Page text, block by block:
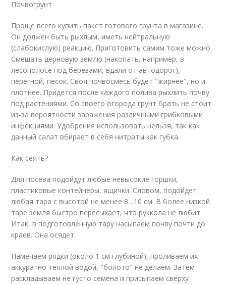
Почвогрунт
Проще всего купить пакет готового грунта в магазине.
Он должен быть рыхлым, иметь нейтральную
(слабокислую) реакцию. Приготовить самим тоже можно.
Смешать дерновую землю (накопать, например, в
лесополосе под березами, вдали от автодорог),
перегной, песок. Своя почвосмесь будет "жирнее", но и
плотнее. Придется после каждого полива рыхлить почву
под растениями. Со своего огорода грунт брать не стоит
из-за вероятности заражения различными грибковыми
инфекциями. Удобрения использовать нельзя, так как
данный салат вбирает в себя нитраты как губка.
Как сеять?
Для посева подойдут любые невысокие горшки,
пластиковые контейнеры, ящички. Словом, подойдет
любая тара с высотой не менее 8…10 см. В более низкой
таре земля быстро пересыхает, что руккола не любит.
Итак, в подготовленную тару насыпаем почву почти до
краев. Она осядет.
Намечаем рядки (около 1 см глубиной), проливаем их
аккуратно теплой водой, "болото" не делаем. Затем
раскладываем не густо семена и присыпаем сверху